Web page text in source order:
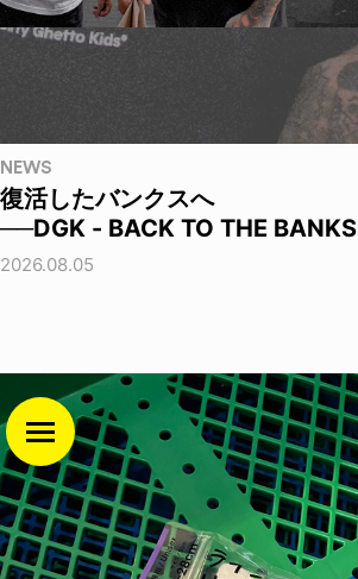
NEWS
復活したバンクスへ
──DGK - BACK TO THE BANKS
2026.08.05